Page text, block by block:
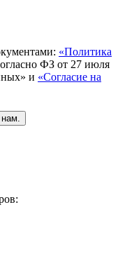
«Политика
ФЗ от 27 июля
и «Согласие на